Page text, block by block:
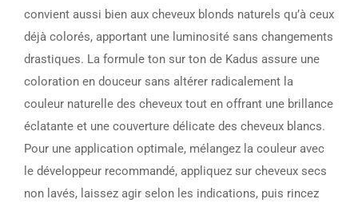
convient aussi bien aux cheveux blonds naturels qu’à ceux
déjà colorés, apportant une luminosité sans changements
drastiques. La formule ton sur ton de Kadus assure une
coloration en douceur sans altérer radicalement la
couleur naturelle des cheveux tout en offrant une brillance
éclatante et une couverture délicate des cheveux blancs.
Pour une application optimale, mélangez la couleur avec
le développeur recommandé, appliquez sur cheveux secs
non lavés, laissez agir selon les indications, puis rincez